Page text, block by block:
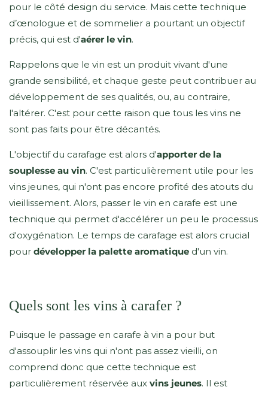
pour le côté design du service. Mais cette technique
d’œnologue et de sommelier a pourtant un objectif
précis, qui est d'aérer le vin.
Rappelons que le vin est un produit vivant d'une
grande sensibilité, et chaque geste peut contribuer au
développement de ses qualités, ou, au contraire,
l'altérer. C'est pour cette raison que tous les vins ne
sont pas faits pour être décantés.
L'objectif du carafage est alors d'apporter de la
souplesse au vin. C'est particulièrement utile pour les
vins jeunes, qui n'ont pas encore profité des atouts du
vieillissement. Alors, passer le vin en carafe est une
technique qui permet d'accélérer un peu le processus
d'oxygénation. Le temps de carafage est alors crucial
pour développer la palette aromatique d'un vin.
Quels sont les vins à carafer ?
Puisque le passage en carafe à vin a pour but
d'assouplir les vins qui n'ont pas assez vieilli, on
comprend donc que cette technique est
particulièrement réservée aux vins jeunes. Il est